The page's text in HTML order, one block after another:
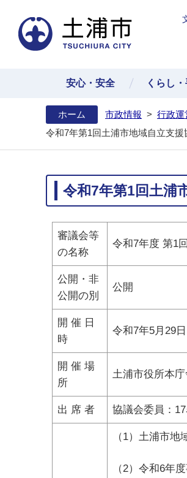
安心・安全 くらし
ホーム 市政情報 > 行政運
令和7年第1回土浦市地域自立支援
令和7年第1回土浦
審議会等
の名称
令和7年度 第1
公開・非
公開の別
公開
開 催 日
時
令和7年5月29
開 催 場
所
土浦市役所本
出 席 者 協議会委員：
（1）土浦市
（2）令和6年